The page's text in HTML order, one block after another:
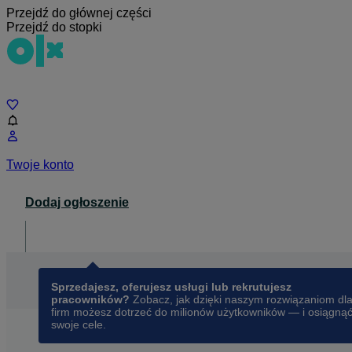
Przejdź do głównej części
Przejdź do stopki
Twoje konto
Dodaj ogłoszenie
Sprzedajesz, oferujesz usługi lub rekrutujesz
pracowników? Zobacz, jak dzięki naszym rozwiązaniom dla
firm możesz dotrzeć do milionów użytkowników — i osiągnąć
swoje cele.